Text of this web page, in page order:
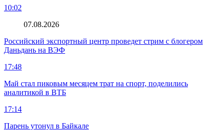
10:02
07.08.2026
Российский экспортный центр проведет стрим с блогером
Даньдань на ВЭФ
17:48
Май стал пиковым месяцем трат на спорт, поделились
аналитикой в ВТБ
17:14
Парень утонул в Байкале